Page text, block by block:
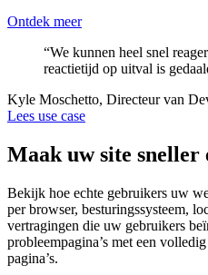
Ontdek meer
“We kunnen heel snel
reactietijd op uitval is
Kyle Moschetto, Directeur van
Lees use case
Maak uw site
Bekijk hoe echte gebruikers uw
per browser, besturingssysteem,
vertragingen die uw gebruikers
probleempagina’s met een
pagina’s.